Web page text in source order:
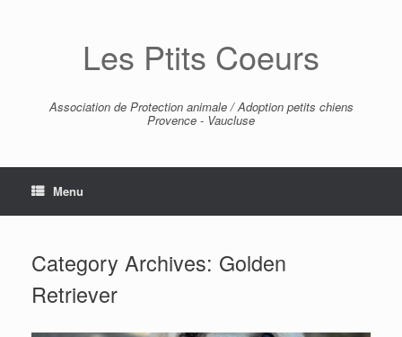
Les Ptits Coeurs
Association de Protection animale / Adoption petits chiens
Provence - Vaucluse
Menu
Category Archives: Golden
Retriever